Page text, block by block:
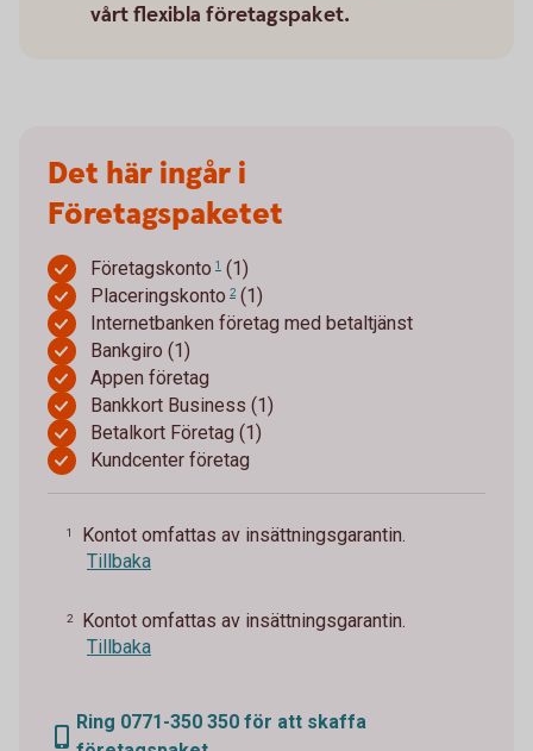
vårt flexibla företagspaket.
Det här ingår i
Företagspaketet
Företagskonto 1 (1)
Placeringskonto 2(1)
Internetbanken företag med betaltjänst
Bankgiro (1)
Appen företag
Bankkort Business (1)
Betalkort Företag (1)
Kundcenter företag
1
Kontot omfattas av insättningsgarantin.
Tillbaka
2
Kontot omfattas av insättningsgarantin.
Tillbaka
Ring 0771-350 350 för att skaffa